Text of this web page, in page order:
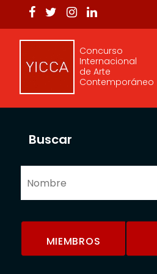
Concurso
Internacional
de Arte
Contemporáneo
Buscar
MIEMBROS